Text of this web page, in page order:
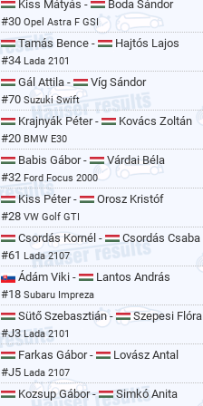
Kiss Mátyás -
Boda Sándor
#30 Opel Astra F GSI
Tamás Bence -
Hajtós Lajos
#34 Lada 2101
Gál Attila -
Víg Sándor
#70 Suzuki Swift
Krajnyák Péter -
Kovács Zoltán
#20 BMW E30
Babis Gábor -
Várdai Béla
#32 Ford Focus 2000
Kiss Péter -
Orosz Kristóf
#28 VW Golf GTI
Csordás Kornél -
Csordás Csaba
#61 Lada 2107
Ádám Viki -
Lantos András
#18 Subaru Impreza
Sütő Szebasztián -
Szepesi Flóra
#J3 Lada 2101
Farkas Gábor -
Lovász Antal
#J5 Lada 2107
Kozsup Gábor -
Simkó Anita